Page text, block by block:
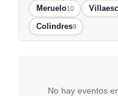
Meruelo10
Colindres9
No hay eventos